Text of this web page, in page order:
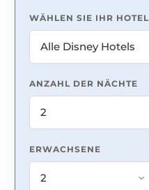
WÄHLEN SIE IHR HOTEL
ANZAHL DER NÄCHTE
ERWACHSENE